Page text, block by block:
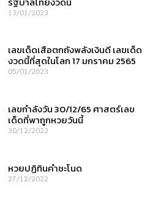
13/01/2023
เลขเด็ดเสือตกถังพลังเงินดี เลขเด็ด
งวดนี้ที่สุดในโลก 17 มกราคม 2565
05/01/2023
เลขกำลังวัน 30/12/65 ศาสตร์เลข
เด็ดที่พาถูกหวยวันนี้
30/12/2022
หวยปฏิทินคำชะโนด
27/12/2022